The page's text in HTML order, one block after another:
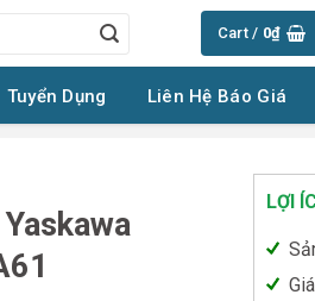
Cart / 0₫
Tuyển Dụng Liên Hệ Báo Giá
LỢI